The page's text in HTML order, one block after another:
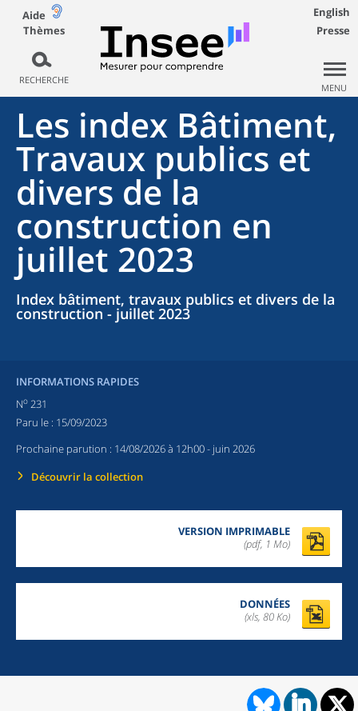
Aide
Thèmes
RECHERCHE
English
Presse
MENU
Les index Bâtiment,
Travaux publics et
divers de la
construction en
juillet 2023
Index bâtiment, travaux publics et divers de la
construction - juillet 2023
INFORMATIONS RAPIDES
No 231
Paru le : 15/09/2023
Prochaine parution : 14/08/2026 à 12h00- juin 2026
Découvrir la collection
VERSION IMPRIMABLE
(pdf, 1 Mo)
DONNÉES
(xls, 80 Ko)